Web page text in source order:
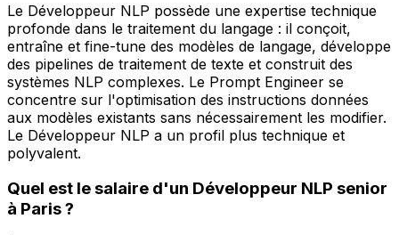
Le Développeur NLP possède une expertise technique
profonde dans le traitement du langage : il conçoit,
entraîne et fine-tune des modèles de langage, développe
des pipelines de traitement de texte et construit des
systèmes NLP complexes. Le Prompt Engineer se
concentre sur l'optimisation des instructions données
aux modèles existants sans nécessairement les modifier.
Le Développeur NLP a un profil plus technique et
polyvalent.
Quel est le salaire d'un Développeur NLP senior
à Paris ?